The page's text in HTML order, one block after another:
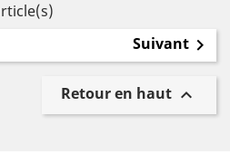
Suivant 
Retour en haut 